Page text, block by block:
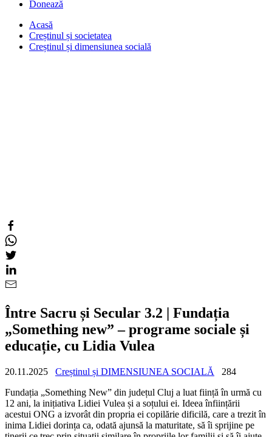
Donează
Acasă
Creștinul și societatea
Creștinul și dimensiunea socială
Între Sacru și Secular 3.2 | Fundația
„Something new” – programe sociale și
educație, cu Lidia Vulea
20.11.2025 Creștinul și DIMENSIUNEA SOCIALĂ
284
Fundația „Something New” din județul Cluj a luat ființă în urmă cu
12 ani, la inițiativa Lidiei Vulea și a soțului ei. Ideea înființării
acestui ONG a izvorât din propria ei copilărie dificilă, care a trezit în
inima Lidiei dorința ca, odată ajunsă la maturitate, să îi sprijine pe